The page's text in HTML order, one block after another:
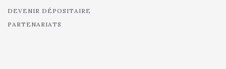
DEVENIR DÉPOSITAIRE
PARTENARIATS